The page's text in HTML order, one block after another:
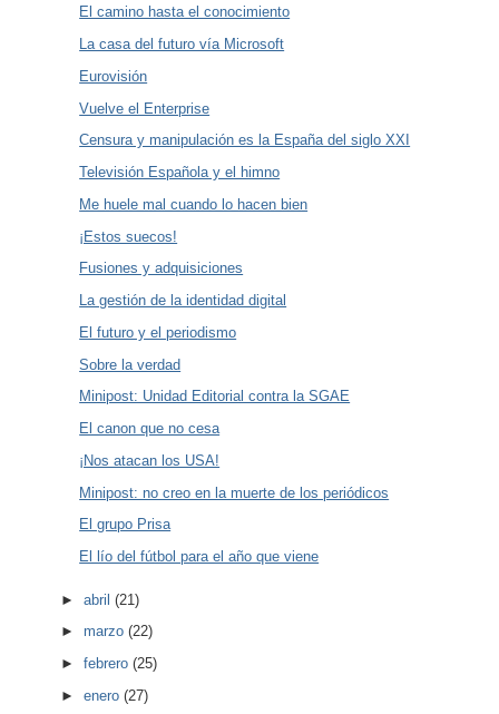
El camino hasta el conocimiento
La casa del futuro vía Microsoft
Eurovisión
Vuelve el Enterprise
Censura y manipulación es la España del siglo XXI
Televisión Española y el himno
Me huele mal cuando lo hacen bien
¡Estos suecos!
Fusiones y adquisiciones
La gestión de la identidad digital
El futuro y el periodismo
Sobre la verdad
Minipost: Unidad Editorial contra la SGAE
El canon que no cesa
¡Nos atacan los USA!
Minipost: no creo en la muerte de los periódicos
El grupo Prisa
El lío del fútbol para el año que viene
►abril(21)
►marzo(22)
►febrero(25)
►enero(27)